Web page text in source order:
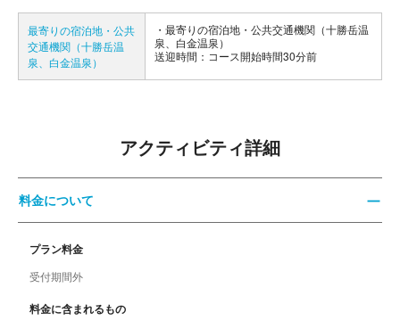
最寄りの宿泊地・公共
交通機関（十勝岳温
泉、白金温泉）
最寄りの宿泊地・公共交通機関（十勝岳温
泉、白金温泉）
送迎時間：コース開始時間30分前
アクティビティ詳細
料金について
プラン料金
受付期間外
料金に含まれるもの